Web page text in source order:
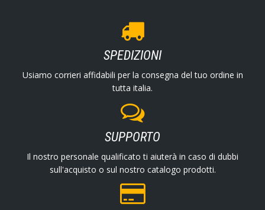
SPEDIZIONI
Usiamo corrieri affidabili per la consegna del tuo ordine in
tutta italia.
SUPPORTO
Il nostro personale qualificato ti aiuterà in caso di dubbi
sull'acquisto o sul nostro catalogo prodotti.